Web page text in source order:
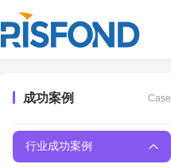
成功案例 Case
行业成功案例